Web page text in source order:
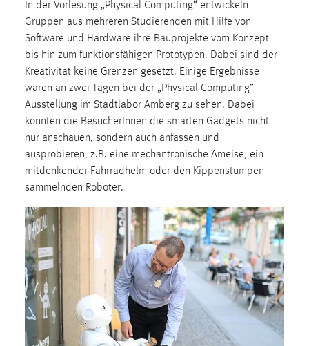
In der Vorlesung „Physical Computing“ entwickeln
Gruppen aus mehreren Studierenden mit Hilfe von
Software und Hardware ihre Bauprojekte vom Konzept
bis hin zum funktionsfähigen Prototypen. Dabei sind der
Kreativität keine Grenzen gesetzt. Einige Ergebnisse
waren an zwei Tagen bei der „Physical Computing”-
Ausstellung im Stadtlabor Amberg zu sehen. Dabei
konnten die BesucherInnen die smarten Gadgets nicht
nur anschauen, sondern auch anfassen und
ausprobieren, z.B. eine mechantronische Ameise, ein
mitdenkender Fahrradhelm oder den Kippenstumpen
sammelnden Roboter.
1 Jahr
Performance
staticfilecache
Zweck:
Für performante Seitenauslieferung wird in diesem Cookie
gespeichert, ob man eingeloggt ist.
Sprachpräferenz
Name:
site-language-preference
Zweck:
Das Cookie speichert die gewählte Sprache der Website.
Cookie Laufzeit:
30 Tage